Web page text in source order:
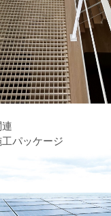
パッケージ